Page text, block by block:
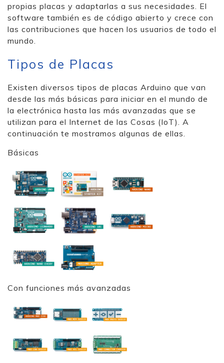
propias placas y adaptarlas a sus necesidades. El
software también es de código abierto y crece con
las contribuciones que hacen los usuarios de todo el
mundo.
Tipos de Placas
Existen diversos tipos de placas Arduino que van
desde las más básicas para iniciar en el mundo de
la electrónica hasta las más avanzadas que se
utilizan para el Internet de las Cosas (IoT). A
continuación te mostramos algunas de ellas.
Básicas
Con funciones más avanzadas